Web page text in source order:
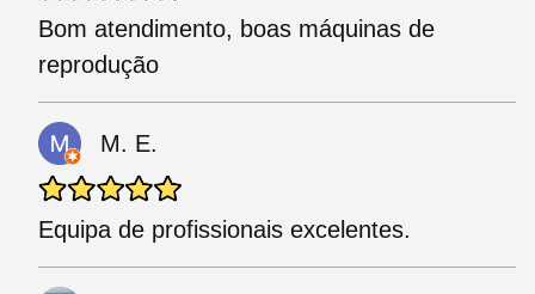
Bom atendimento, boas máquinas de
reprodução
M. E.
Equipa de profissionais excelentes.